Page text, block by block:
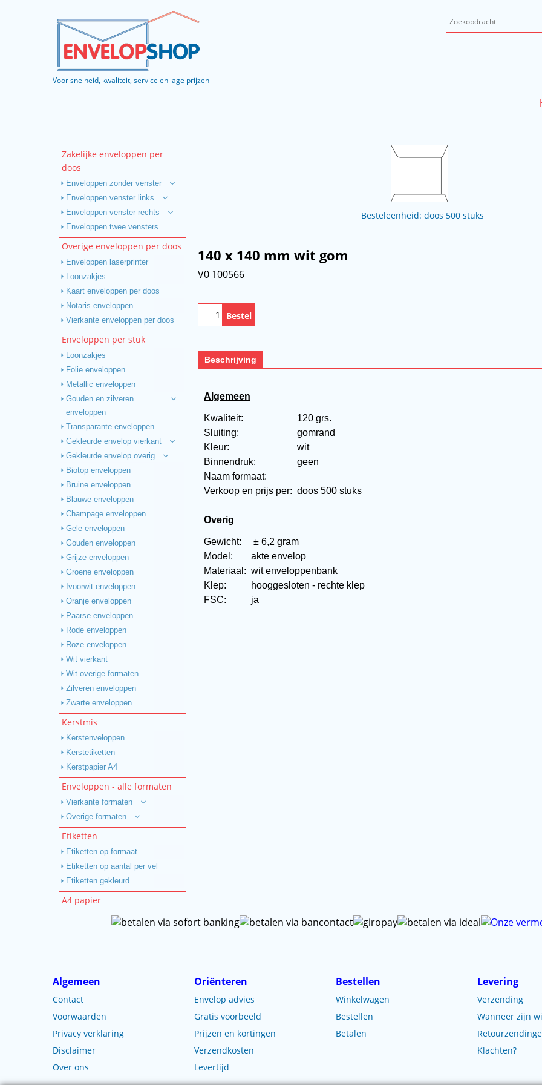
Voor snelheid, kwaliteit, service en lage prijzen
Zakelijke enveloppen per
doos
Enveloppen zonder venster
Enveloppen venster links
Enveloppen venster rechts
Enveloppen twee vensters
Overige enveloppen per doos
Enveloppen laserprinter
Loonzakjes
Kaart enveloppen per doos
Notaris enveloppen
Vierkante enveloppen per doos
Enveloppen per stuk
Loonzakjes
Folie enveloppen
Metallic enveloppen
Gouden en zilveren
enveloppen
Transparante enveloppen
Gekleurde envelop vierkant
Gekleurde envelop overig
Biotop enveloppen
Bruine enveloppen
Blauwe enveloppen
Champage enveloppen
Gele enveloppen
Gouden enveloppen
Grijze enveloppen
Groene enveloppen
Ivoorwit enveloppen
Oranje enveloppen
Paarse enveloppen
Rode enveloppen
Roze enveloppen
Wit vierkant
Wit overige formaten
Zilveren enveloppen
Zwarte enveloppen
Kerstmis
Kerstenveloppen
Kerstetiketten
Kerstpapier A4
Enveloppen - alle formaten
Vierkante formaten
Overige formaten
Etiketten
Etiketten op formaat
Etiketten op aantal per vel
Etiketten gekleurd
A4 papier
Besteleenheid: doos 500 stuks
140 x 140 mm wit gom
V0 100566
Bestel
Beschrijving
Algemeen
Kwaliteit:
120 grs.
Sluiting:
gomrand
Kleur:
wit
Binnendruk:
geen
Naam formaat:
Verkoop en prijs per: doos 500 stuks
Overig
Gewicht:
± 6,2 gram
Model:
akte envelop
Materiaal: wit enveloppenbank
Klep:
hooggesloten - rechte klep
FSC:
ja
Algemeen
Contact
Voorwaarden
Privacy verklaring
Disclaimer
Over ons
Oriënteren
Envelop advies
Gratis voorbeeld
Prijzen en kortingen
Verzendkosten
Levertijd
Bestellen
Winkelwagen
Bestellen
Betalen
Levering
Verzending
Wanneer zijn
Klachten?